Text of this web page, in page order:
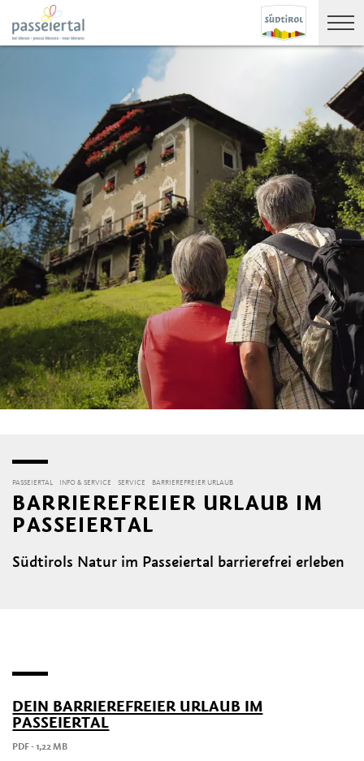
PASSEIERTAL INFO & SERVICE SERVICE BARRIEREFREIER URLAUB
BARRIEREFREIER URLAUB IM
PASSEIERTAL
Südtirols Natur im Passeiertal barrierefrei erleben
DEIN BARRIEREFREIER URLAUB IM
PASSEIERTAL
PDF - 1,22 MB